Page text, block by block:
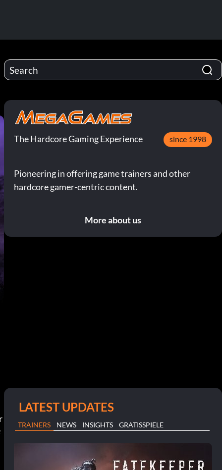
The Hardcore Gaming Experience since 1998
Pioneering in offering game trainers and other
hardcore gamer-centric content.
More about us
LATEST UPDATES
TRAINERS NEWS INSIGHTS GRATISSPIELE